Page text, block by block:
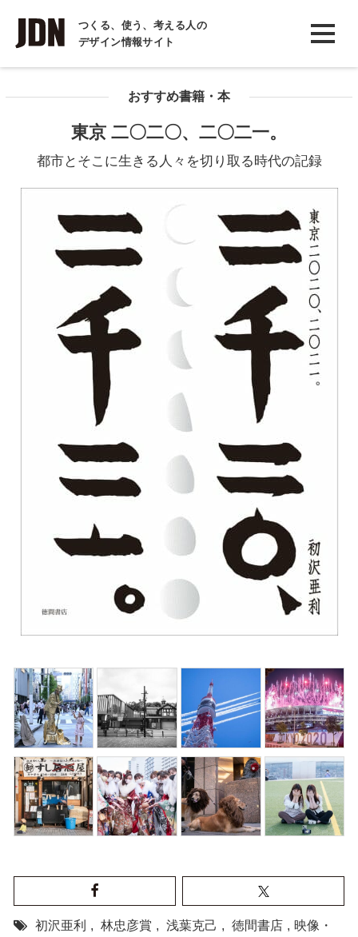
つくる、使う、考える人の
デザイン情報サイト
INTERVIEW
インタビュー
COLUMN
おすすめ書籍・本
東京 二〇二〇、二〇二一。
都市とそこに生きる人々を切り取る時代の記録
初沢亜利 , 林忠彦賞 , 浅葉克己 , 徳間書店 , 映像・